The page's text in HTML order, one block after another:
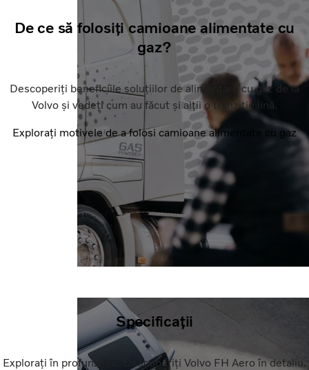
De ce să folosiți camioane alimentate cu
gaz?
Descoperiți beneficiile soluțiilor de alimentare cu gaz de la
Volvo și vedeți cum au făcut și alții o tranziție lină.
Explorați motivele de a folosi camioane alimentate cu gaz
Specificații
Explorați în profunzime. Descoperiți Volvo FH Aero în detaliu.